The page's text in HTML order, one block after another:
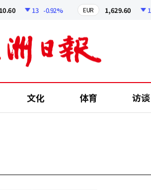
13 -0.92% EUR 1,629.60
文化 体育 访谈